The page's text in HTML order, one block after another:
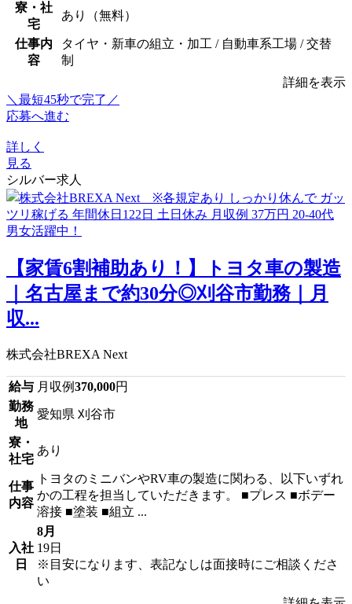
寮・社
宅
あり（無料）
仕事内
容
タイヤ・新車の組立・加工 / 自動車系工場 / 交替
制
詳細を表示
＼最短45秒で完了／
応募へ進む
詳しく
見る
シルバー求人
【家賃6割補助あり！】トヨタ車の製造
｜名古屋まで約30分◎刈谷市勤務｜月
収...
株式会社BREXA Next
給与 月収例370,000円
勤務
地
愛知県 刈谷市
寮・
社宅
あり
仕事
内容
トヨタのミニバンやRV車の製造に関わる、以下いずれ
かの工程を担当していただきます。 ■プレス ■ボデー
溶接 ■塗装 ■組立 ...
入社
日
8月
19日
※目安になります、表記なしは面接時にご相談くださ
い